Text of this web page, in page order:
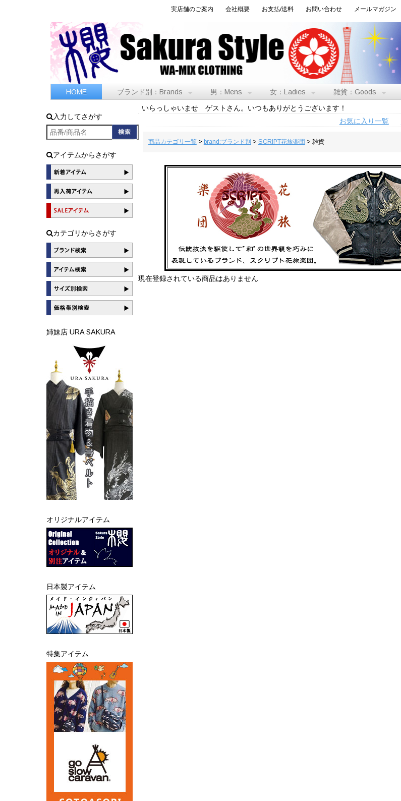
実店舗のご案内 会社概要 お支払/送料 お問い合わせ メールマガジン
HOME ブランド別：Brands 男：Mens 女：Ladies 雑貨：Goods
入力してさがす
アイテムからさがす
カテゴリからさがす
姉妹店 URA SAKURA
オリジナルアイテム
日本製アイテム
特集アイテム
いらっしゃいませ ゲストさん。いつもありがとうございます！
お気に入り一覧
商品カテゴリ一覧> brand:ブランド別 > SCRIPT花旅楽団 > 雑貨
現在登録されている商品はありません